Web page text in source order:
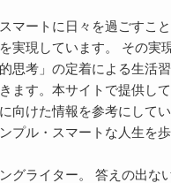
マートに日々を過ごすこ
実現しています。 その実
思考」の定着による生活
ます。本サイトで提供し
向けた情報を参考にして
プル・スマートな人生を歩
グライター。 答えの出な